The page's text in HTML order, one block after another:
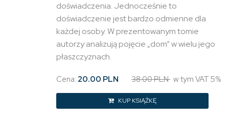
doświadczenia. Jednocześnie to
doświadczenie jest bardzo odmienne dla
każdej osoby. W prezentowanym tomie
autorzy analizują pojęcie „dom” w wielu jego
płaszczyznach.
Cena: 20.00 PLN 38.00 PLN w tym VAT 5%
KUP KSIĄŻKĘ